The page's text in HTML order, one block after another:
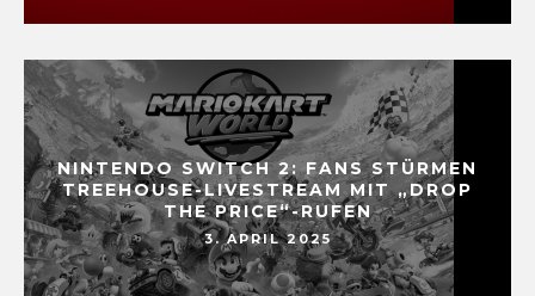
NINTENDO SWITCH 2: FANS STÜRMEN
TREEHOUSE-LIVESTREAM MIT „DROP
THE PRICE“-RUFEN
3. APRIL 2025